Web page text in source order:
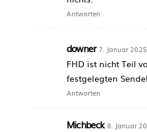
Antworten
downer 7. Januar
FHD ist nicht Teil
festgelegten
Antworten
Michbeck 8. Januar